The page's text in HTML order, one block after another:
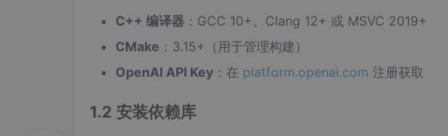
C++ 编译器 ：GCC 10+、Clang 12+ 或 MSVC 2019+
CMake ：3.15+（用于管理构建）
OpenAI API Key ：在 platform.openai.com 注册获取
1.2 安装依赖库